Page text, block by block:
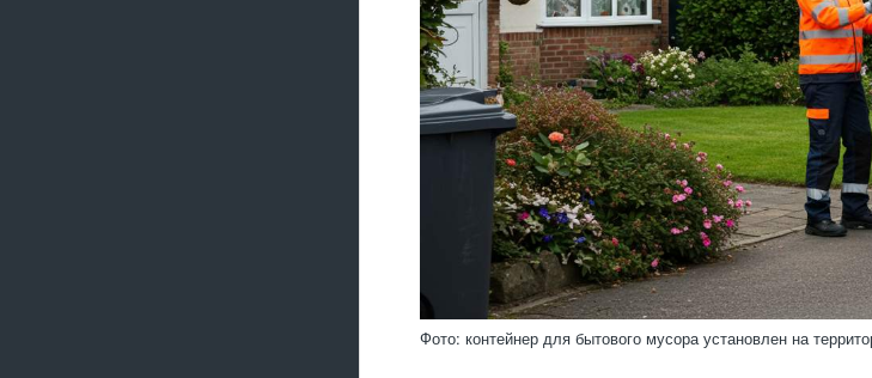
Фото: контейнер для бытового мусора установлен на